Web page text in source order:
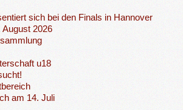
sich bei den Finals in Hannover
2026
u18
am 14. Juli